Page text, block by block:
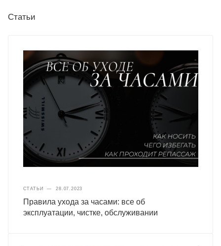
Статьи
СТАТЬИ — 28.07.2023
Правила ухода за часами: все об
эксплуатации, чистке, обслуживании